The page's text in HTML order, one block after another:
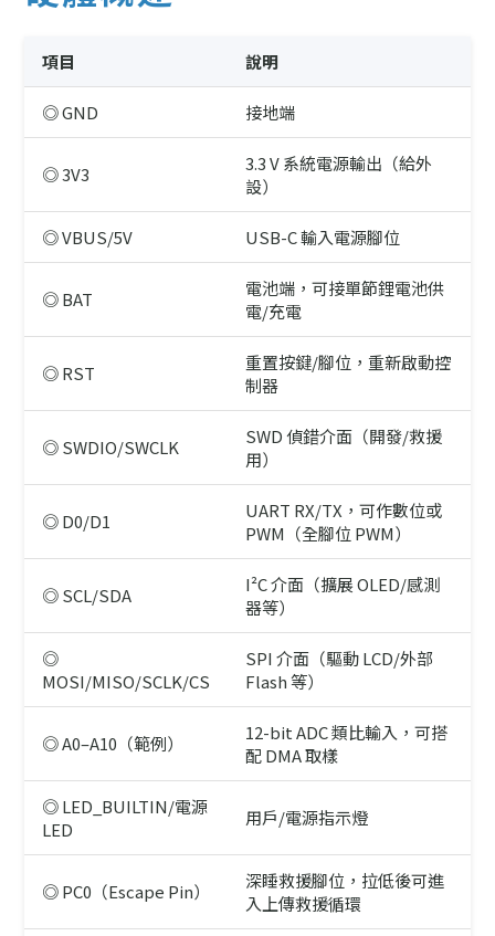
項目 說明
◎ GND 接地端
◎ 3V3
3.3 V 系統電源輸出（給外
設）
◎ VBUS/5V USB-C 輸入電源腳位
◎ BAT
電池端，可接單節鋰電池供
電/充電
◎ RST
重置按鍵/腳位，重新啟動控
制器
◎ SWDIO/SWCLK
SWD 偵錯介面（開發/救援
用）
◎ D0/D1
UART RX/TX，可作數位或
PWM（全腳位 PWM）
◎ SCL/SDA
I²C 介面（擴展 OLED/感測
器等）
◎
MOSI/MISO/SCLK/CS
SPI 介面（驅動 LCD/外部
Flash 等）
◎ A0–A10（範例）
12-bit ADC 類比輸入，可搭
配 DMA 取樣
◎ LED_BUILTIN/電源
LED
用戶/電源指示燈
◎ PC0（Escape Pin）
深睡救援腳位，拉低後可進
入上傳救援循環